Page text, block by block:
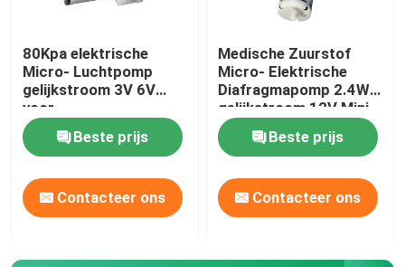
80Kpa elektrische
Micro- Luchtpomp
gelijkstroom 3V 6V
voor
Sphygmomanometer
Beste prijs
Contacteer ons
Medische Zuurstof
Micro- Elektrische
Diafragmapomp 2.4W
gelijkstroom 12V Mini
Air Pump Motor
Beste prijs
Contacteer ons